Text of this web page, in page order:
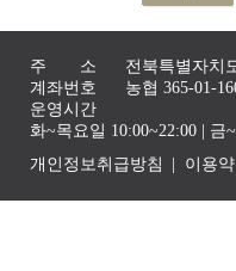
주 소
전북특별자치
계좌번호
농협 365-01-
운영시간
화~목요일 10:00~22:00 | 금
개인정보취급방침
이용